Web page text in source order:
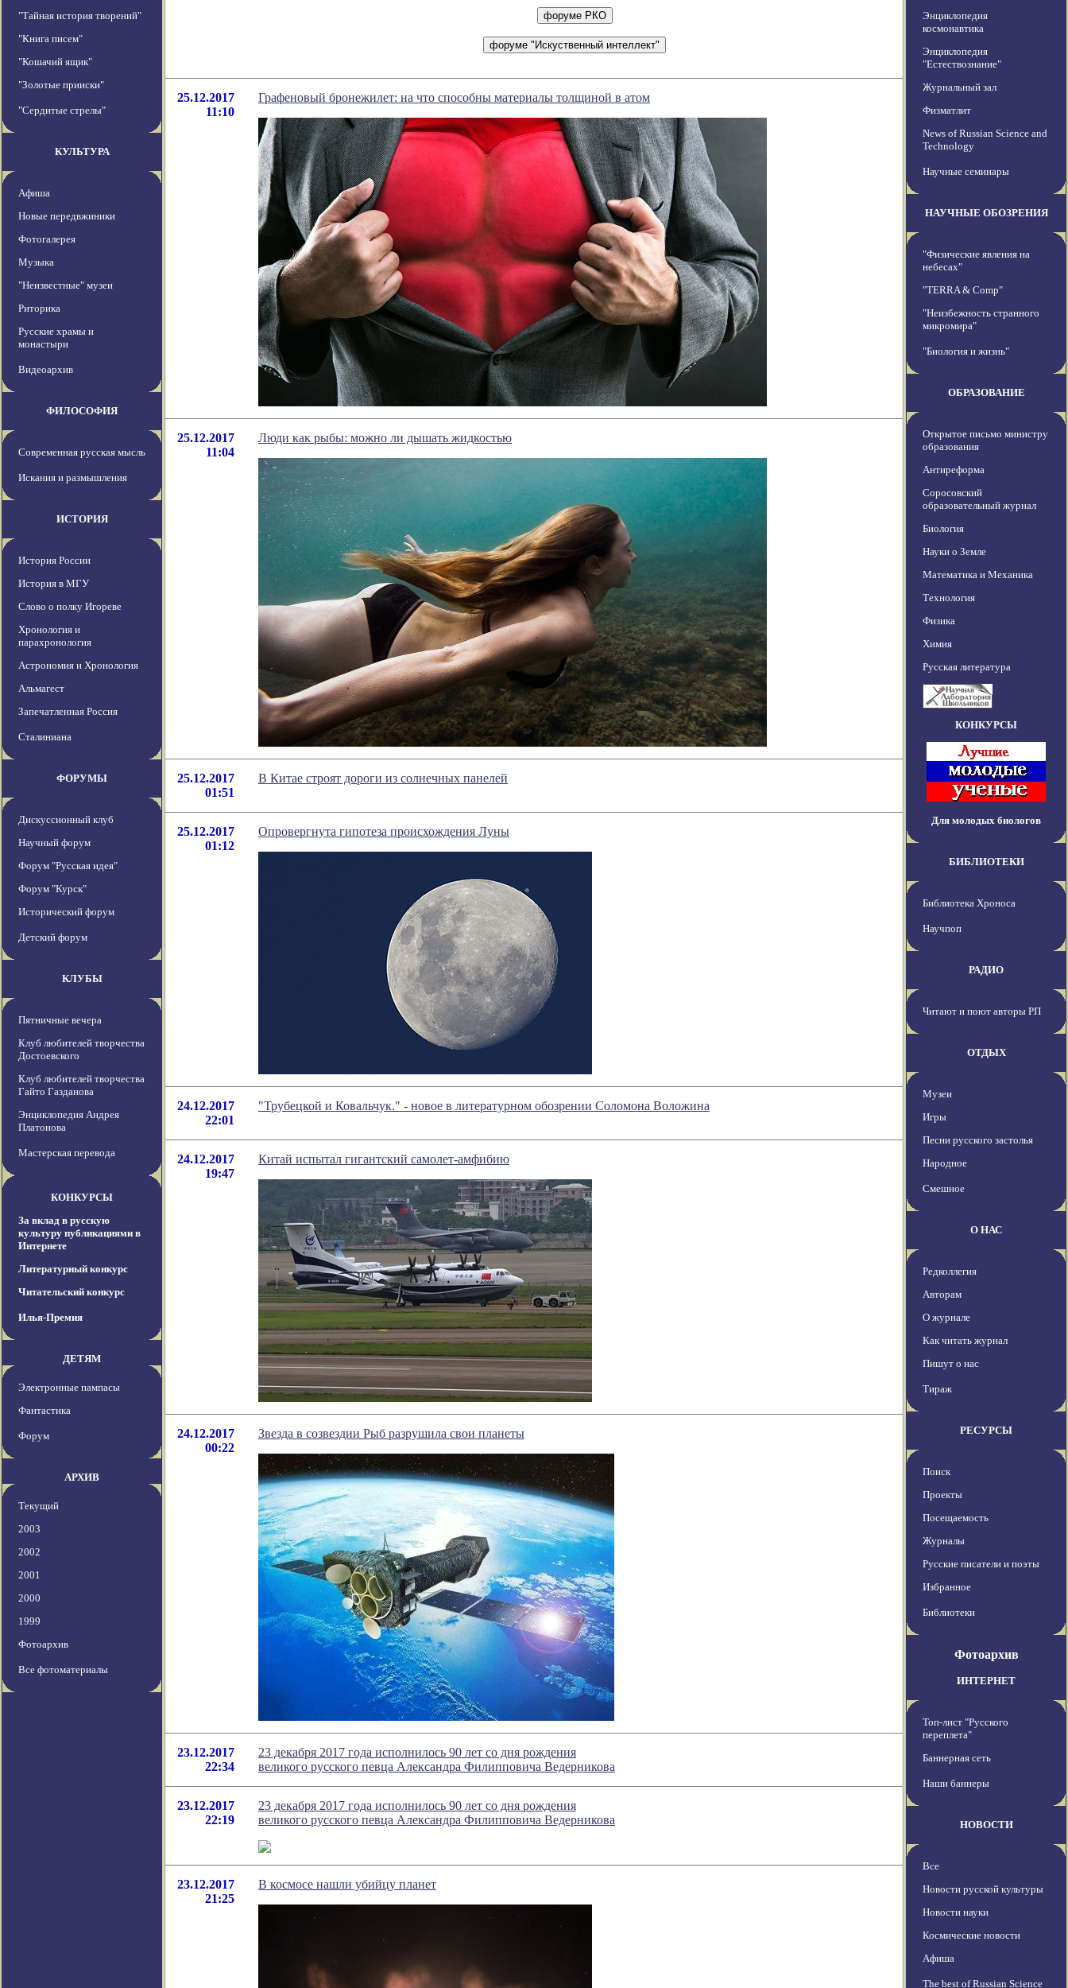
"Тайная история творений"
"Книга писем"
"Кошачий ящик"
"Золотые прииски"
"Сердитые стрелы"
КУЛЬТУРА
Афиша
Новые передвжиники
Фотогалерея
Музыка
"Неизвестные" музеи
Риторика
Русские храмы и
монастыри
Видеоархив
ФИЛОСОФИЯ
Современная русская мысль
Искания и размышления
ИСТОРИЯ
История России
История в МГУ
Слово о полку Игореве
Хронология и
парахронология
Астрономия и Хронология
Альмагест
Запечатленная Россия
Сталиниана
ФОРУМЫ
Дискуссионный клуб
Научный форум
Форум "Русская идея"
Форум "Курск"
Исторический форум
Детский форум
КЛУБЫ
Пятничные вечера
Клуб любителей творчества
Достоевского
Клуб любителей творчества
Гайто Газданова
Энциклопедия Андрея
Платонова
Мастерская перевода
КОНКУРСЫ
За вклад в русскую
культуру публикациями в
Интернете
Литературный конкурс
Читательский конкурс
Илья-Премия
ДЕТЯМ
Электронные пампасы
Фантастика
Форум
АРХИВ
Текущий
2003
2002
2001
2000
1999
Фотоархив
Все фотоматериалы
25.12.2017
11:10
Графеновый бронежилет: на что способны материалы толщиной в атом
25.12.2017
11:04
Люди как рыбы: можно ли дышать жидкостью
25.12.2017
01:51
В Китае строят дороги из солнечных панелей
25.12.2017
01:12
Опровергнута гипотеза происхождения Луны
24.12.2017
22:01
"Трубецкой и Ковальчук." - новое в литературном обозрении Соломона Воложина
24.12.2017
19:47
Китай испытал гигантский самолет-амфибию
24.12.2017
00:22
Звезда в созвездии Рыб разрушила свои планеты
23.12.2017
22:34
23 декабря 2017 года исполнилось 90 лет со дня рождения
великого русского певца Александра Филипповича Ведерникова
23.12.2017
22:19
23 декабря 2017 года исполнилось 90 лет со дня рождения
великого русского певца Александра Филипповича Ведерникова
23.12.2017
21:25
В космосе нашли убийцу планет
Энциклопедия
космонавтика
Энциклопедия
"Естествознание"
Журнальный зал
Физматлит
News of Russian Science and
Technology
Научные семинары
НАУЧНЫЕ ОБОЗРЕНИЯ
"Физические явления на
небесах"
"TERRA & Comp"
"Неизбежность странного
микромира"
"Биология и жизнь"
ОБРАЗОВАНИЕ
Открытое письмо министру
образования
Антиреформа
Соросовский
образовательный журнал
Биология
Науки о Земле
Математика и Механика
Технология
Физика
Химия
Русская литература
КОНКУРСЫ
Для молодых биологов
БИБЛИОТЕКИ
Библиотека Хроноса
Научпоп
РАДИО
Читают и поют авторы РП
ОТДЫХ
Музеи
Игры
Песни русского застолья
Народное
Смешное
О НАС
Редколлегия
Авторам
О журнале
Как читать журнал
Пишут о нас
Тираж
РЕСУРСЫ
Поиск
Проекты
Посещаемость
Журналы
Русские писатели и поэты
Избранное
Библиотеки
Фотоархив
ИНТЕРНЕТ
Топ-лист "Русского
переплета"
Баннерная сеть
Наши баннеры
НОВОСТИ
Все
Новости русской культуры
Новости науки
Космические новости
Афиша
The best of Russian Science